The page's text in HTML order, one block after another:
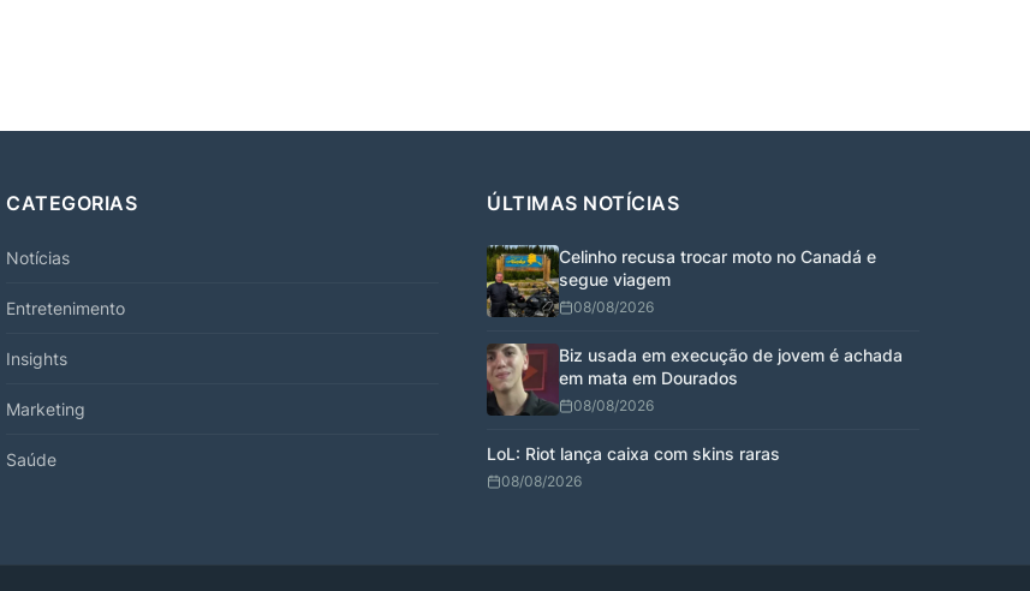
CATEGORIAS
Notícias
Entretenimento
Insights
Marketing
Saúde
ÚLTIMAS NOTÍCIAS
Celinho recusa trocar moto no Canadá e
segue viagem
08/08/2026
Biz usada em execução de jovem é achada
em mata em Dourados
08/08/2026
LoL: Riot lança caixa com skins raras
08/08/2026